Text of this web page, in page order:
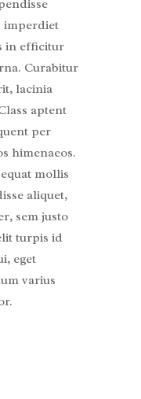
imperdiet
in efficitur
Curabitur
lacinia
aptent
per
himenaeos.
mollis
aliquet,
sem justo
turpis id
eget
varius